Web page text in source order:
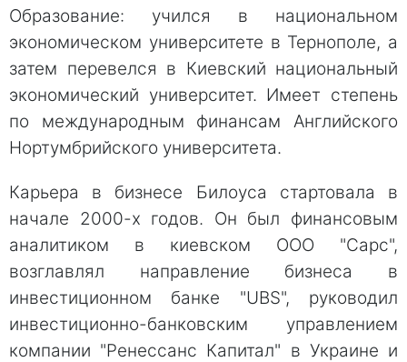
Образование: учился в национальном
экономическом университете в Тернополе, а
затем перевелся в Киевский национальный
экономический университет. Имеет степень
по международным финансам Английского
Нортумбрийского университета.
Карьера в бизнесе Билоуса стартовала в
начале 2000-х годов. Он был финансовым
аналитиком в киевском ООО "Сарс",
возглавлял направление бизнеса в
инвестиционном банке "UBS", руководил
инвестиционно-банковским управлением
компании "Ренессанс Капитал" в Украине и